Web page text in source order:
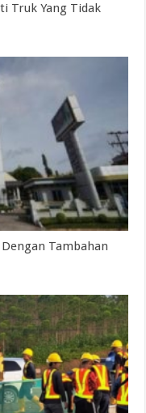
Truk Yang Tidak
Tambahan